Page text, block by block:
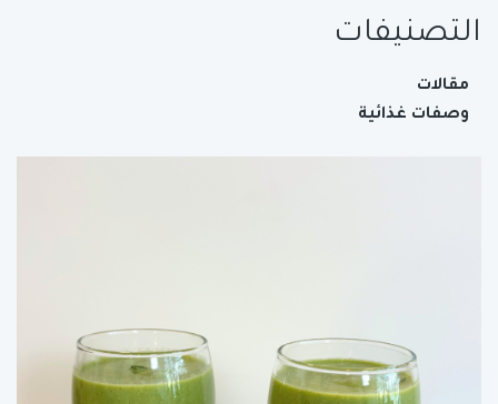
التصنيفات
مقالات
وصفات غذائية